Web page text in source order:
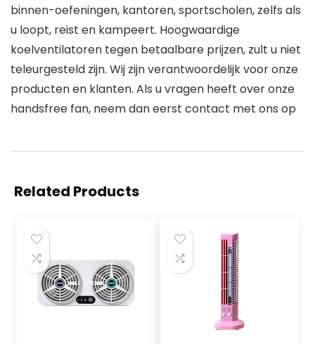
binnen-oefeningen, kantoren, sportscholen, zelfs als
u loopt, reist en kampeert. Hoogwaardige
koelventilatoren tegen betaalbare prijzen, zult u niet
teleurgesteld zijn. Wij zijn verantwoordelijk voor onze
producten en klanten. Als u vragen heeft over onze
handsfree fan, neem dan eerst contact met ons op
Related Products